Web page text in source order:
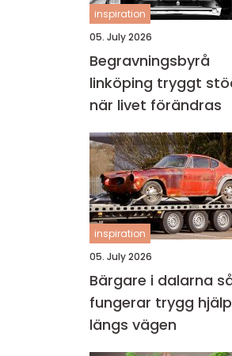
inspiration
05. July 2026
Begravningsbyrå
linköping tryggt stöd
när livet förändras
inspiration
05. July 2026
Bärgare i dalarna så
fungerar trygg hjälp
längs vägen